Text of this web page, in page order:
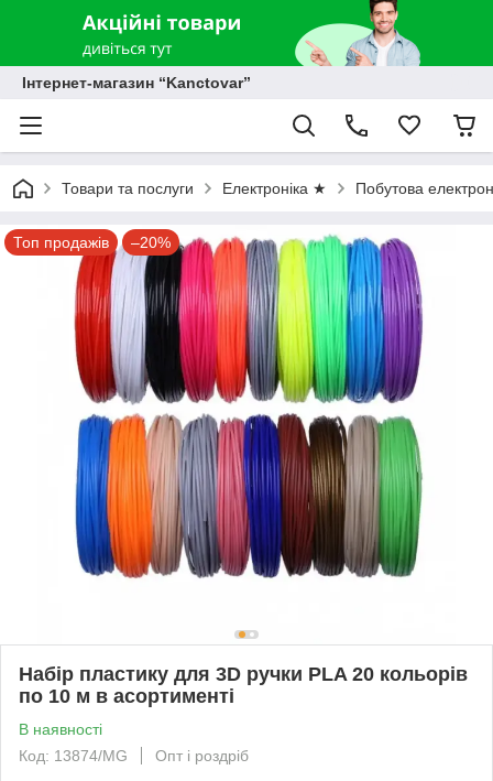
Інтернет-магазин “Kanctovar”
Товари та послуги Електроніка ★ Побутова
Топ продажів –20%
Набір пластику для 3D ручки PLA 20 кольорів
по 10 м в асортименті
В наявності
Код: 13874/MG
Опт і роздріб